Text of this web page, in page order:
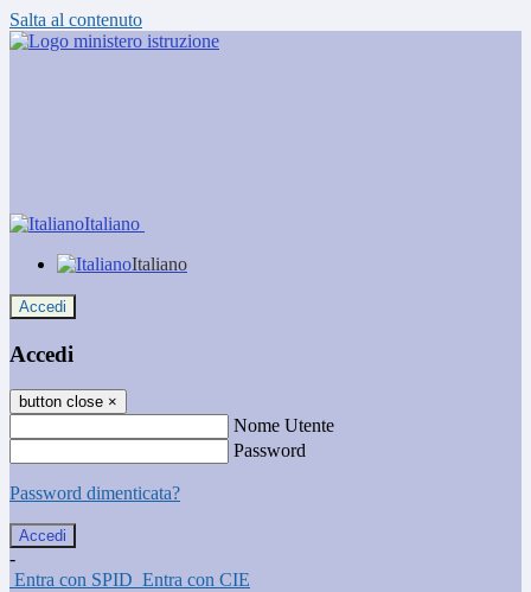
Salta al contenuto
Italiano
Italiano
Accedi
Accedi
button close ×
Nome Utente
Password
Password dimenticata?
-
Entra con SPID Entra con CIE